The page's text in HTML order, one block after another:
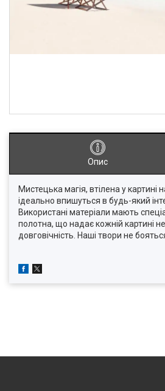
Опис
Мистецька магія, втілена у
ідеально впишуться в будь-який
Використані матеріали мають
полотна, що надає кожній картині
довговічність. Наші твори не